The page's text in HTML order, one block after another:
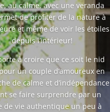
au calme, avec une veranda
de profiter de la nature à
et même de voir les étoiles
depuis l’intérieur!
à croire que ce soit le nid
un couple d’amoureux en
de calme et d’indépendance
se faire surprendre par un
de vie authentique un peu à